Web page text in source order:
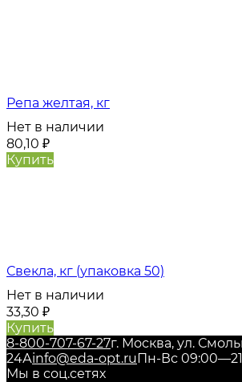
Репа желтая, кг
Нет в наличии
80,10 ₽
Купить
Свекла, кг (упаковка 50)
Нет в наличии
33,30 ₽
Купить
8-800-707-67-27г. Москва, ул.
24Аinfo@eda-opt.ruПн-Вс
Мы в соц.сетях